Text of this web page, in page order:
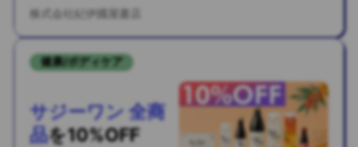
株式会社紀伊國屋書店
健康/ボディケア
サジーワン 全商
品を10%OFF